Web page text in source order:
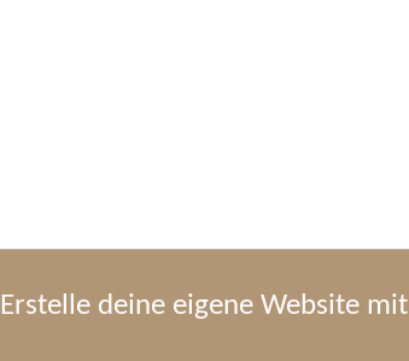
Erstelle deine eigene Website mit